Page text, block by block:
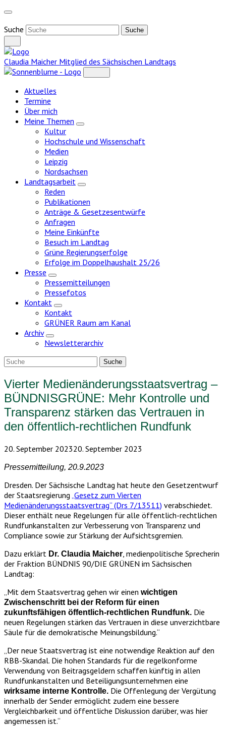
Weiter
Inhalt
Suche
Claudia Maicher Mitglied des Sächsischen Landtags
Aktuelles
Termine
Über mich
Meine Themen
Zeige
Kultur
Hochschule und Wissenschaft
Medien
Leipzig
Nordsachsen
Landtagsarbeit
Zeige
Reden
Publikationen
Anträge & Gesetzesentwürfe
Anfragen
Meine Einkünfte
Besuch im Landtag
Grüne Regierungserfolge
Erfolge im Doppelhaushalt 25/26
Presse
Zeige
Untermenü
Pressemitteilungen
Pressefotos
Kontakt
Zeige
Untermenü
Kontakt
GRÜNER Raum am Kanal
Archiv
Zeige
Untermenü
Newsletterarchiv
Vierter Medienänderungsstaatsvertrag –
BÜNDNISGRÜNE: Mehr Kontrolle und
Transparenz stärken das Vertrauen in
den öffentlich-rechtlichen Rundfunk
20. September 202320. September 2023
Pressemitteilung, 20.9.2023
Dresden. Der Sächsische Landtag hat heute den Gesetzentwurf
der Staatsregierung „Gesetz zum Vierten
Medienänderungsstaatsvertrag“ (Drs 7/13511) verabschiedet.
Dieser enthält neue Regelungen für alle öffentlich-rechtlichen
Rundfunkanstalten zur Verbesserung von Transparenz und
Compliance sowie zur Stärkung der Aufsichtsgremien.
Dazu erklärt Dr. Claudia Maicher , medienpolitische Sprecherin
der Fraktion BÜNDNIS 90/DIE GRÜNEN im Sächsischen
Landtag:
„Mit dem Staatsvertrag gehen wir einen wichtigen
Zwischenschritt bei der Reform für einen
zukunftsfähigen öffentlich-rechtlichen Rundfunk. Die
neuen Regelungen stärken das Vertrauen in diese unverzichtbare
Säule für die demokratische Meinungsbildung.“
„Der neue Staatsvertrag ist eine notwendige Reaktion auf den
RBB-Skandal. Die hohen Standards für die regelkonforme
Verwendung von Beitragsgeldern schaffen künftig in allen
Rundfunkanstalten und Beteiligungsunternehmen eine
wirksame interne Kontrolle. Die Offenlegung der Vergütung
innerhalb der Sender ermöglicht zudem eine bessere
Vergleichbarkeit und öffentliche Diskussion darüber, was hier
angemessen ist.“